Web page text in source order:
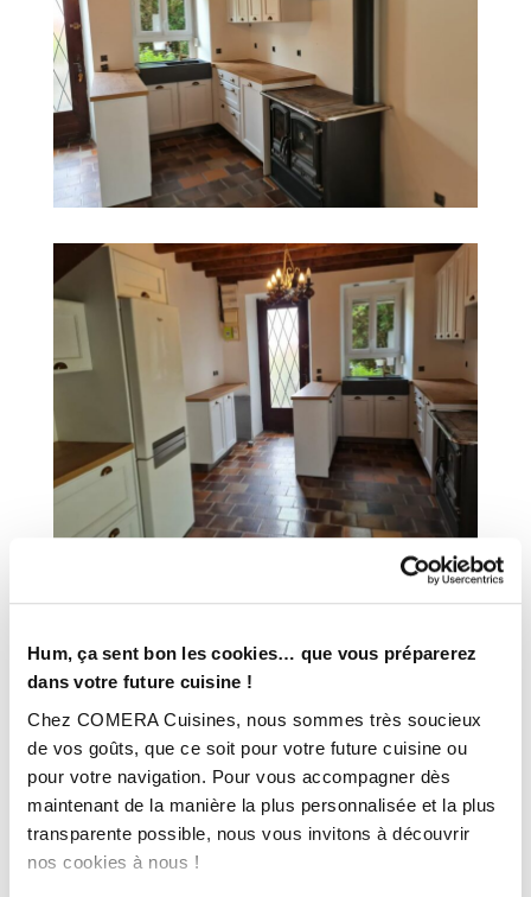
Hum, ça sent bon les cookies… que vous préparerez
dans votre future cuisine !
Chez COMERA Cuisines, nous sommes très soucieux
de vos goûts, que ce soit pour votre future cuisine ou
pour votre navigation. Pour vous accompagner dès
maintenant de la manière la plus personnalisée et la plus
transparente possible, nous vous invitons à découvrir
nos cookies à nous !
TECHNIQUES :
Ville : Marnay sur Seine (10)
Magasin : COMERA Cuisines à Romilly-sur-Seine – Maizières la
Grande Paroisse (10)
COMERA -En savoir plus